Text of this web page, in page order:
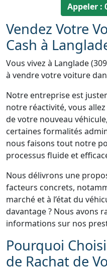
Appeler :
Vendez Votre
Cash à
Vous vivez à Langlade
à vendre votre voiture
Notre entreprise est
notre réactivité, vous
de votre nouveau
certaines formalités
nous faisons tout notre
processus fluide et
Nous délivrons une
facteurs concrets,
marché et à l’état du
davantage ? Nous avons
informations sur nos
Pourquoi
de Rachat de